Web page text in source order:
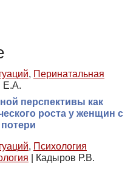
, Перинатальная
Е.А.
перспективы как
роста у женщин с
, Психология
Кадыров Р.В.